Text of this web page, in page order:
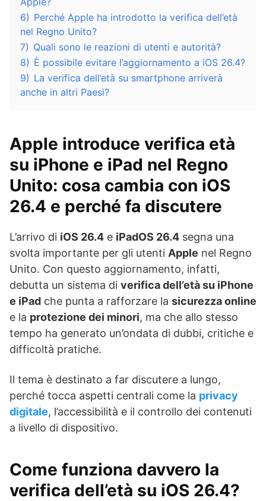
6) Perché Apple ha introdotto la verifica dell’età
nel Regno Unito?
7) Quali sono le reazioni di utenti e autorità?
8) È possibile evitare l’aggiornamento a iOS 26.4?
9) La verifica dell’età su smartphone arriverà
anche in altri Paesi?
Apple introduce verifica età
su iPhone e iPad nel Regno
Unito: cosa cambia con iOS
26.4 e perché fa discutere
L’arrivo di iOS 26.4 e iPadOS 26.4 segna una
svolta importante per gli utenti Apple nel Regno
Unito. Con questo aggiornamento, infatti,
debutta un sistema di verifica dell’età su iPhone
e iPad che punta a rafforzare la sicurezza online
e la protezione dei minori, ma che allo stesso
tempo ha generato un’ondata di dubbi, critiche e
difficoltà pratiche.
Il tema è destinato a far discutere a lungo,
perché tocca aspetti centrali come la privacy
digitale, l’accessibilità e il controllo dei contenuti
a livello di dispositivo.
Come funziona davvero la
verifica dell’età su iOS 26.4?